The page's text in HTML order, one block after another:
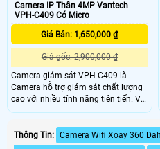
Camera IP Thân 4MP Vantech
VPH-C409 Có Micro
Giá Bán: 1,650,000 ₫
Giá gốc: 2,900,000 ₫
Camera giám sát VPH-C409 là
Camera hỗ trợ giám sát chất lượng
cao với nhiều tính năng tiên tiến. Với
công nghệ màu ban đêm, camera
ngược chiều ánh sáng, giúp cung
cấp hình ảnh chất lượng ngay cả
Thông Tin: Camera Wifi Xoay 360